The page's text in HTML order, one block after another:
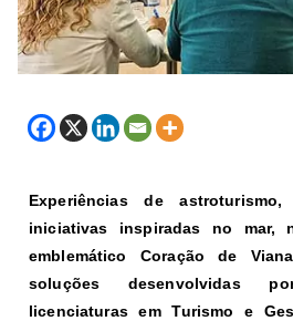
Experiências de
iniciativas inspiradas no mar,
emblemático Coração de
soluções desenvolvidas
licenciaturas em Turismo e